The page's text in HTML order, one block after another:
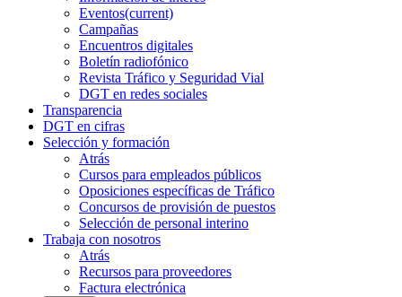
Eventos(current)
Campañas
Encuentros digitales
Boletín radiofónico
Revista Tráfico y Seguridad Vial
DGT en redes sociales
Transparencia
DGT en cifras
Selección y formación
Atrás
Cursos para empleados públicos
Oposiciones específicas de Tráfico
Concursos de provisión de puestos
Selección de personal interino
Trabaja con nosotros
Atrás
Recursos para proveedores
Factura electrónica